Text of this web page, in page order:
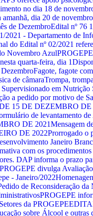
no dia 18 de
dia 20 de novembro
de DezembroEdital nº 76
2021 - Departamento de
do Edital nº 02/2021
Novembro Azul
quarta-feira, dia 1
Fagote, fagote
de câmaraTrompa,
em Nutrição
a pedido por motivo de
15 DE DEZEMBRO DE
de levantamento
DE 2021Mensagem
DE 2022Prorrogado o
Janeiro
com os procedimentos
DAP informa o prazo
divulga
- Janeiro/2022
de Reconsideração
PROGEPE
Setores da PROGEPE
sobre Álcool e outras